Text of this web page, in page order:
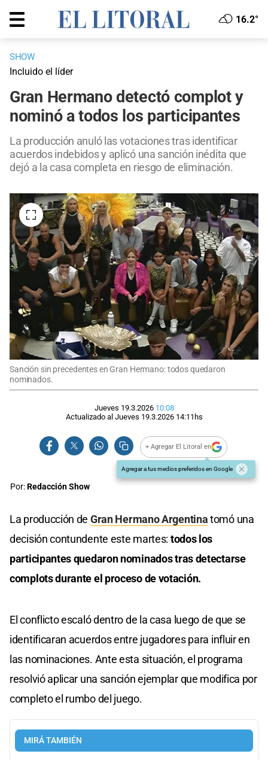
16.2°
SHOW
Incluido el líder
Gran Hermano detectó complot y
nominó a todos los participantes
La producción anuló las votaciones tras identificar
acuerdos indebidos y aplicó una sanción inédita que
dejó a la casa completa en riesgo de eliminación.
Sanción sin precedentes en Gran Hermano: todos quedaron
nominados.
Jueves 19.3.2026 10:08
Actualizado al Jueves 19.3.2026 14:11hs
+ Agregar El Litoral en
Agregar a tus medios preferidos en Google
Por:Redacción Show
La producción de Gran Hermano Argentinatomó una
decisión contundente este martes: todos los
participantes quedaron nominados tras detectarse
complots durante el proceso de votación.
El conflicto escaló dentro de la casa luego de que se
identificaran acuerdos entre jugadores para influir en
las nominaciones. Ante esta situación, el programa
resolvió aplicar una sanción ejemplar que modifica por
completo el rumbo del juego.
MIRÁ TAMBIÉN